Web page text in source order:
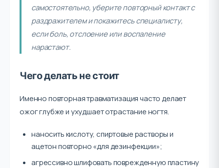
самостоятельно, уберите повторный контакт с
раздражителем и покажитесь специалисту,
если боль, отслоение или воспаление
нарастают.
Чего делать не стоит
Именно повторная травматизация часто делает
ожог глубже и ухудшает отрастание ногтя.
наносить кислоту, спиртовые растворы и
ацетон повторно «для дезинфекции»;
агрессивно шлифовать поврежденную пластину